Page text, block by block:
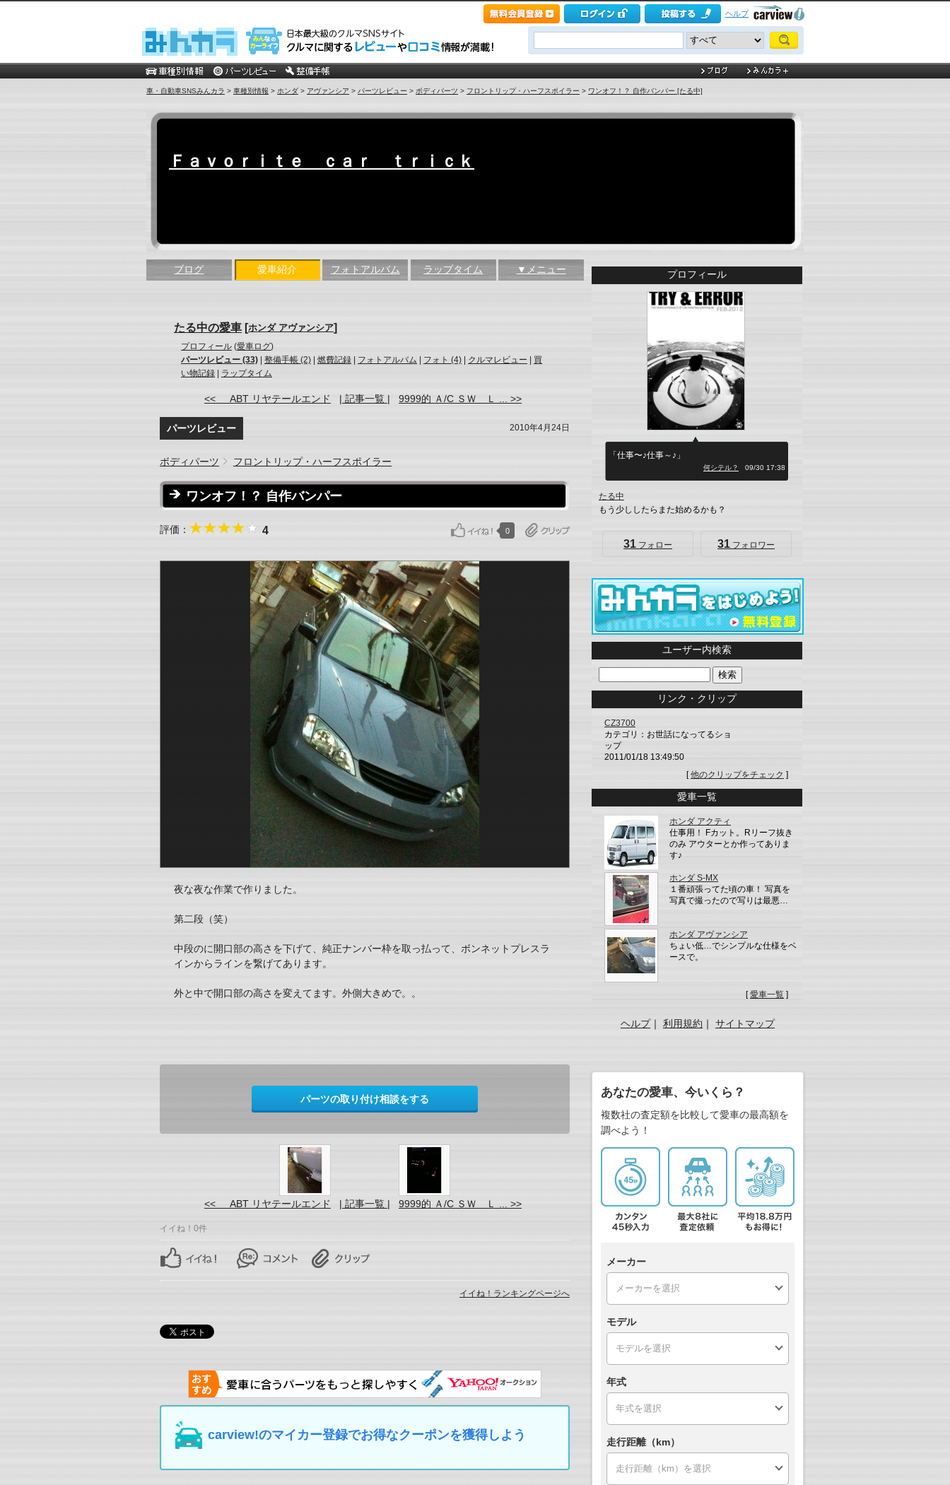
ヘルプ
車・自動車SNSみんカラ > 車種別情報 > ホンダ > アヴァンシア > パーツレビュー > ボディパーツ > フロントリップ・ハーフスポイラー > ワンオフ！？ 自作バンパー [たる中]
Ｆａｖｏｒｉｔｅ ｃａｒ ｔｒｉｃｋ
ブログ 愛車紹介 フォトアルバム ラップタイム ▼メニュー
たる中の愛車 [ホンダ アヴァンシア]
プロフィール (愛車ログ)
パーツレビュー (33)
整備手帳 (2) 燃費記録 フォトアルバム フォト (4) クルマレビュー
買
い物記録
ラップタイム
<< ABT リヤテールエンド | 記事一覧 | 9999的 Ａ/C ＳＷ Ｌ ... >>
パーツレビュー 2010年4月24日
ボディパーツ フロントリップ・ハーフスポイラー
ワンオフ！？ 自作バンパー
評価： 4 0
夜な夜な作業で作りました。
第二段（笑）
中段のに開口部の高さを下げて、純正ナンバー枠を取っ払って、ボンネットプレスラ
インからラインを繋げてあります。
外と中で開口部の高さを変えてます。外側大きめで。。
パーツの取り付け相談をする
<< ABT リヤテールエンド | 記事一覧 | 9999的 Ａ/C ＳＷ Ｌ ... >>
イイね！0件
イイね！ランキングページへ
carview!のマイカー登録でお得なクーポンを獲得しよう
プロフィール
「仕事〜♪仕事～♪」
何シテル？ 09/30 17:38
たる中
もう少ししたらまた始めるかも？
31 フォロー 31 フォロワー
ユーザー内検索
リンク・クリップ
CZ3700
カテゴリ：お世話になってるショ
ップ
2011/01/18 13:49:50
[他のクリップをチェック ]
愛車一覧
ホンダ アクティ
仕事用！ Fカット。Rリーフ抜き
のみ アウターとか作ってありま
す♪
ホンダ S-MX
１番頑張ってた頃の車！ 写真を
写真で撮ったので写りは最悪…
ホンダ アヴァンシア
ちょい低…でシンプルな仕様をベ
ースで。
[愛車一覧 ]
ヘルプ｜ 利用規約 ｜ サイトマップ
あなたの愛車、今いくら？
複数社の査定額を比較して愛車の最高額を
調べよう！
メーカー
モデル
年式
走行距離（km）